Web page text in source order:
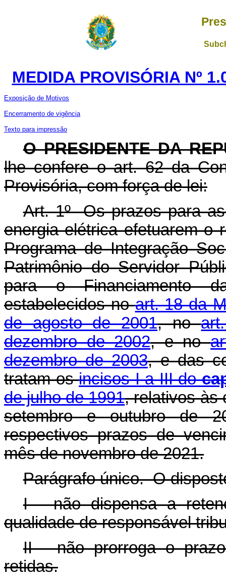
MEDIDA PROVISÓRIA Nº
Exposição de Motivos
Encerramento de vigência
Texto para impressão
O PRESIDENTE DA
lhe confere o art. 62 da
Provisória, com força de lei:
Art. 1º Os prazos para
energia elétrica efetuarem o
Programa de Integração
Patrimônio do Servidor
para o Financiamento
estabelecidos noart. 18 da
de agosto de 2001, no
dezembro de 2002, e no
dezembro de 2003, e das
tratam osincisos I a III do
de julho de 1991, relativos às
setembro e outubro de
respectivos prazos de
mês de novembro de 2021.
Parágrafo único. O
I - não dispensa a
qualidade de responsável
II - não prorroga o
retidas.